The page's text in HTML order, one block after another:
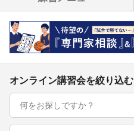
オンライン講習会を絞り込む